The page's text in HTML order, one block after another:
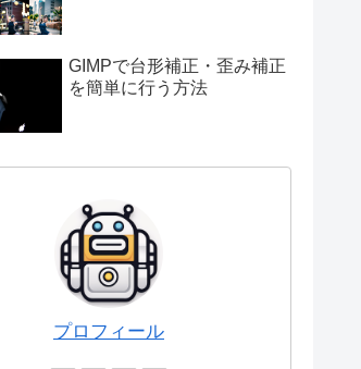
GIMPで台形補正・歪み補正
を簡単に行う方法
プロフィール